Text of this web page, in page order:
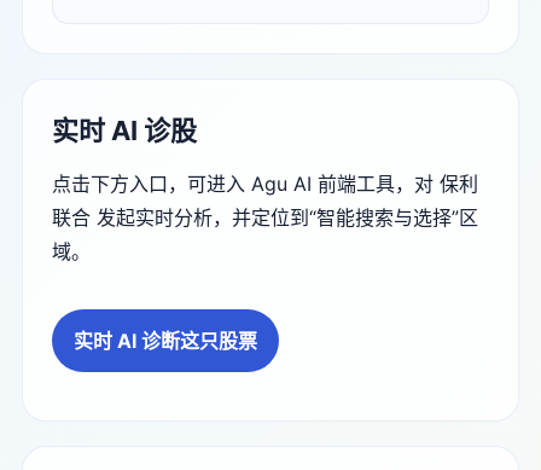
实时 AI 诊股
点击下方入口，可进入 Agu AI 前端工具，对 保利
联合 发起实时分析，并定位到“智能搜索与选择”区
域。
实时 AI 诊断这只股票